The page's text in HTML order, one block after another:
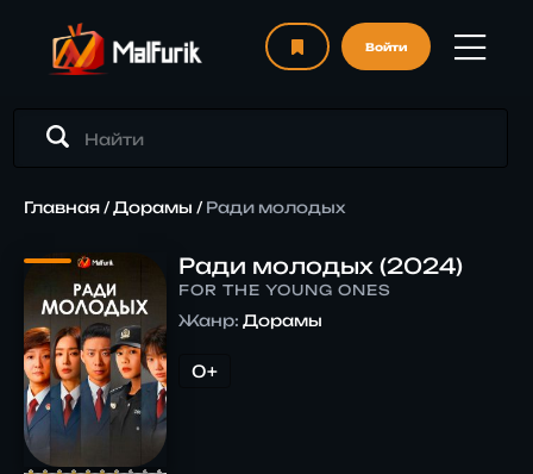
Войти
Главная/Дорамы / Ради молодых
Ради молодых (2024)
FOR THE YOUNG ONES
Жанр: Дорамы
0+